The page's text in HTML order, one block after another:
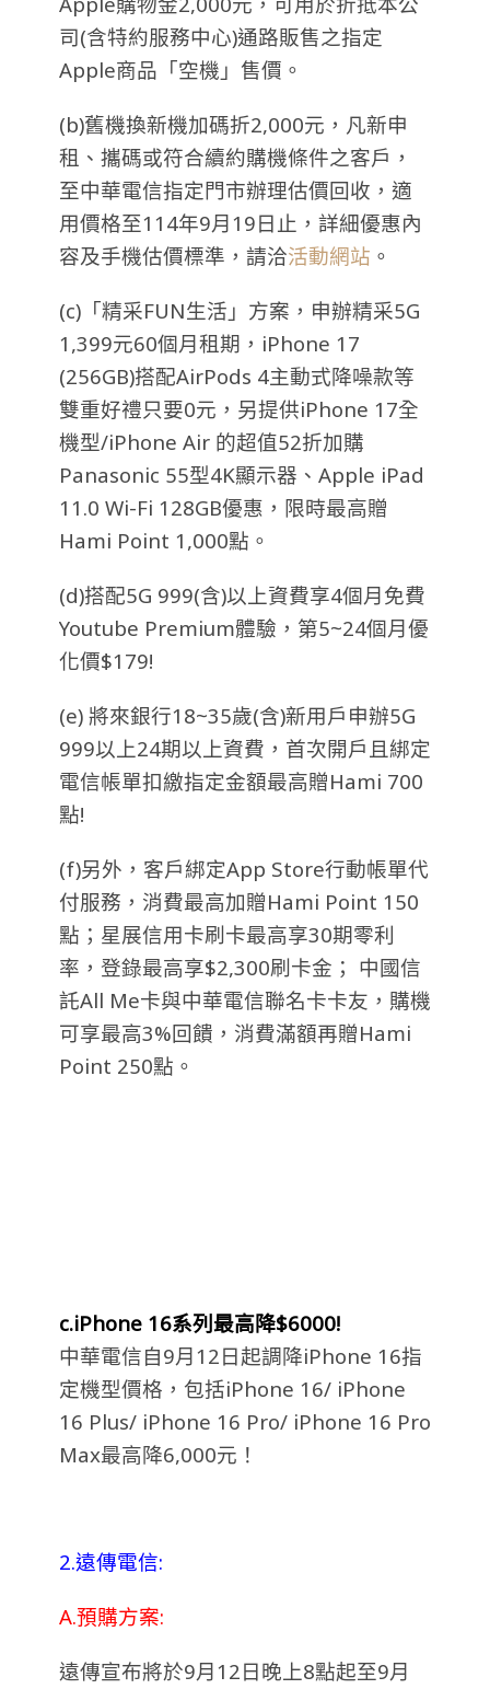
司(含特約服務中心)通路販售之指定
Apple商品「空機」售價。
(b)舊機換新機加碼折2,000元，凡新申
租、攜碼或符合續約購機條件之客戶，
至中華電信指定門市辦理估價回收，適
用價格至114年9月19日止，詳細優惠內
容及手機估價標準，請洽活動網站 。
(c) 「精采FUN生活」方案，申辦精采5G
1,399元60個月租期，iPhone 17
(256GB)搭配AirPods 4主動式降噪款等
雙重好禮只要0元，另提供iPhone 17全
機型/iPhone Air 的超值52折加購
Panasonic 55型4K顯示器、Apple iPad
11.0 Wi-Fi 128GB優惠，限時最高贈
Hami Point 1,000點。
(d)搭配5G 999(含)以上資費享4個月免費
Youtube Premium體驗，第5~24個月優
化價$179!
(e) 將來銀行18~35歲(含)新用戶申辦5G
999以上24期以上資費，首次開戶且綁定
電信帳單扣繳指定金額最高贈Hami 700
點!
(f)另外，客戶綁定App Store行動帳單代
付服務，消費最高加贈Hami Point 150
點；星展信用卡刷卡最高享30期零利
率，登錄最高享$2,300刷卡金； 中國信
託All Me卡與中華電信聯名卡卡友，購機
可享最高3%回饋，消費滿額再贈Hami
Point 250點。
c.iPhone 16系列最高降$6000!
中華電信自9月12日起調降iPhone 16指
定機型價格，包括iPhone 16/ iPhone
16 Plus/ iPhone 16 Pro/ iPhone 16 Pro
Max最高降6,000元！
2.遠傳電信:
A.預購方案:
遠傳宣布將於9月12日晚上8點起至9月